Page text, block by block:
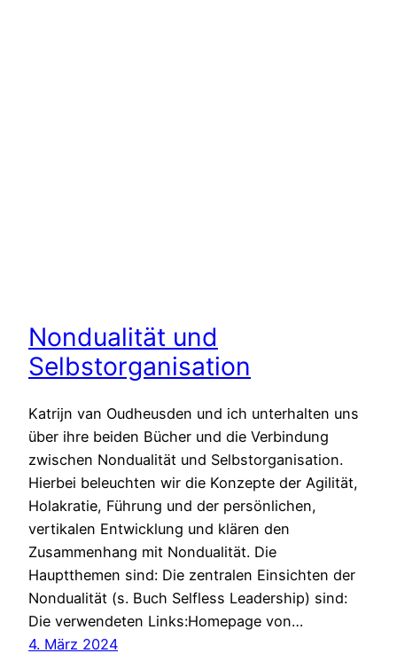
Nondualität und
Selbstorganisation
Katrijn van Oudheusden und ich unterhalten uns
über ihre beiden Bücher und die Verbindung
zwischen Nondualität und Selbstorganisation.
Hierbei beleuchten wir die Konzepte der Agilität,
Holakratie, Führung und der persönlichen,
vertikalen Entwicklung und klären den
Zusammenhang mit Nondualität. Die
Hauptthemen sind: Die zentralen Einsichten der
Nondualität (s. Buch Selfless Leadership) sind:
Die verwendeten Links:Homepage von…
4. März 2024